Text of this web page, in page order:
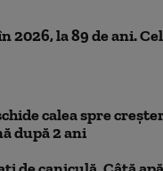
la 89 de ani.
calea spre
după 2 ani